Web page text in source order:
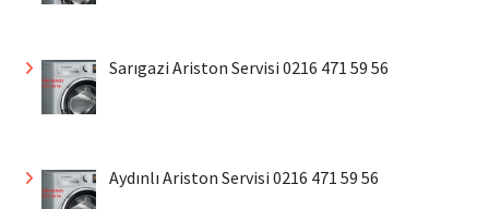
Sarıgazi Ariston Servisi 0216 471 59 56
Aydınlı Ariston Servisi 0216 471 59 56